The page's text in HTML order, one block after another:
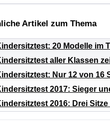
Artikel zum Thema
20 Modelle im
aller Klassen
Nur 12 von 16
2017: Sieger
2016: Drei